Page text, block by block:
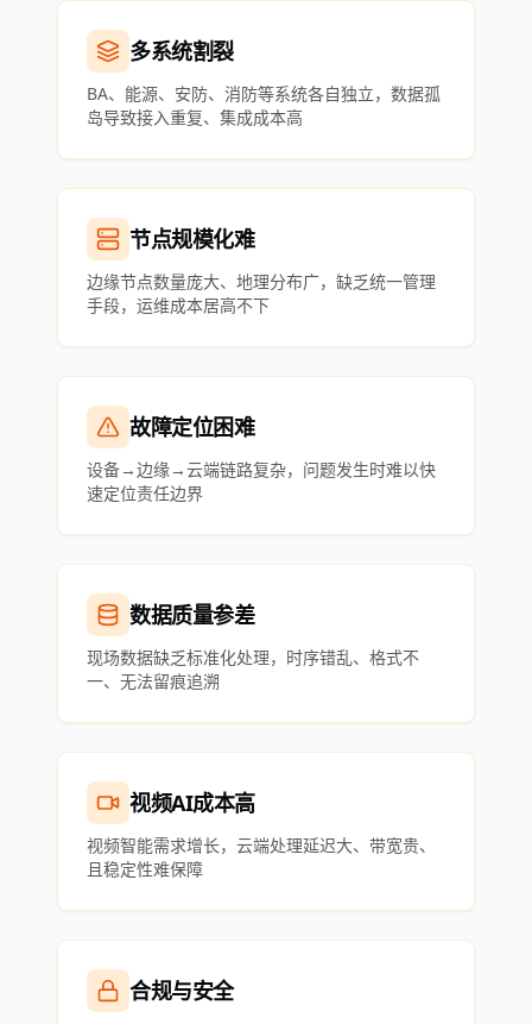
多系统割裂
BA、能源、安防、消防等系统各自独立，数据孤
岛导致接入重复、集成成本高
节点规模化难
边缘节点数量庞大、地理分布广，缺乏统一管理
手段，运维成本居高不下
故障定位困难
设备→边缘→云端链路复杂，问题发生时难以快
速定位责任边界
数据质量参差
现场数据缺乏标准化处理，时序错乱、格式不
一、无法留痕追溯
视频AI成本高
视频智能需求增长，云端处理延迟大、带宽贵、
且稳定性难保障
合规与安全